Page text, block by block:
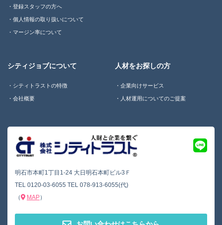
明石市本町1丁目1-24 大日明石本町ビル3Ｆ
TEL 0120-03-6055 TEL 078-913-6055(代)
（
MAP）
登録スタッフの方へ
個人情報の取り扱いについて
マージン率について
シティジョブについて
シティトラストの特徴
会社概要
人材をお探しの方
企業向けサービス
人材運用についてのご提案